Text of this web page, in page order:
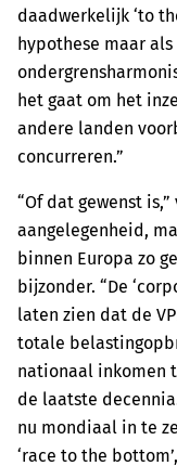
daadwerkelijk ‘to
hypothese maar
het gaat om het
andere landen
concurreren.”
“Of dat gewenst
aangelegenheid,
binnen Europa zo
bijzonder. “De
laten zien dat de
totale
nationaal inkomen
de laatste
nu mondiaal in te
‘race to the